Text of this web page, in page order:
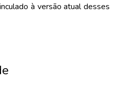
à versão atual desses